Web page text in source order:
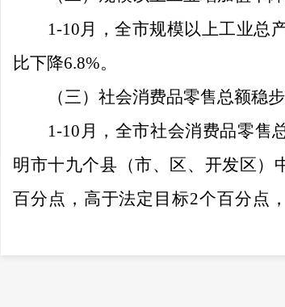
1-10月，全市规模以上工业总
比下降6.8%。
（三）社会消费品零售总额稳
1-10 月，全市社会消费品零售
明市十九个县（市、区、开发区）
百分点，高于法定目标2个百分点